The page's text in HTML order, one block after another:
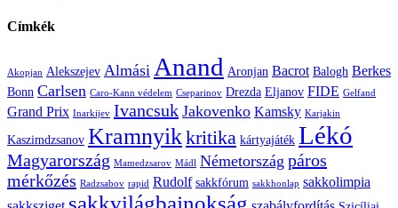
Címkék
Akopjan Alekszejev Almási Anand Aronjan Bacrot Balogh Berkes
Bonn Carlsen Caro-Kann védelem Cseparinov Drezda Eljanov FIDE Gelfand
Grand Prix Inarkijev Ivancsuk Jakovenko Kamsky Karjakin
Kaszimdzsanov Kramnyikkritika kártyajáték Lékó
Magyarország Mamedzsarov Mádl Németország páros
mérkőzés Radzsabov rapid Rudolf sakkfórum sakkhonlap sakkolimpia